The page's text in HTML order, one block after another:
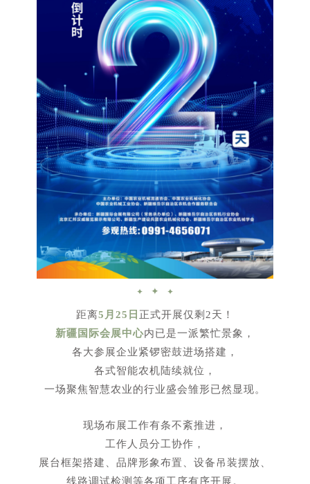
✦ ✦ ✦
距离5月25日 正式开展仅剩2天！
新疆国际会展中心内已是一派繁忙景象，
各大参展企业紧锣密鼓进场搭建，
各式智能农机陆续就位，
一场聚焦智慧农业的行业盛会雏形已然显现。
现场布展工作有条不紊推进，
工作人员分工协作，
展台框架搭建、品牌形象布置、设备吊装摆放、
线路调试检测等各项工序有序开展。